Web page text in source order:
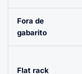
Fora de
gabarito
Flat rack